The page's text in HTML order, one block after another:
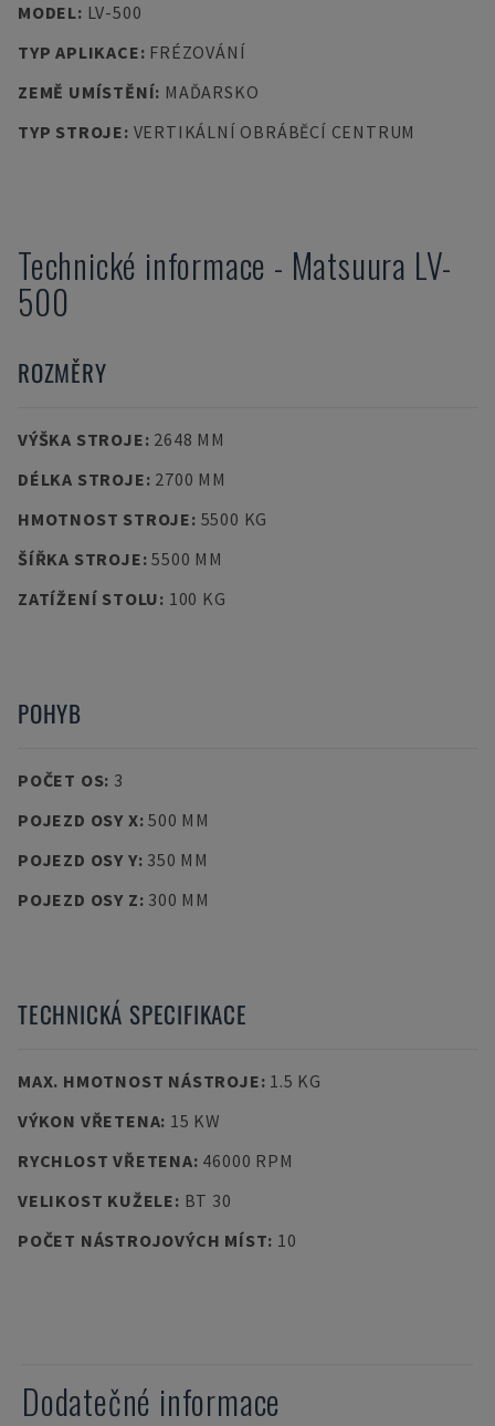
MODEL: LV-500
TYP APLIKACE: FRÉZOVÁNÍ
ZEMĚ UMÍSTĚNÍ: MAĎARSKO
TYP STROJE: VERTIKÁLNÍ OBRÁBĚCÍ CENTRUM
Technické informace - Matsuura LV-
500
ROZMĚRY
VÝŠKA STROJE: 2648 MM
DÉLKA STROJE: 2700 MM
HMOTNOST STROJE: 5500 KG
ŠÍŘKA STROJE:5500 MM
ZATÍŽENÍ STOLU: 100 KG
POHYB
POČET OS: 3
POJEZD OSY X:500 MM
POJEZD OSY Y: 350 MM
POJEZD OSY Z: 300 MM
TECHNICKÁ SPECIFIKACE
MAX. HMOTNOST NÁSTROJE: 1.5 KG
VÝKON VŘETENA: 15 KW
RYCHLOST VŘETENA: 46000 RPM
VELIKOST KUŽELE: BT 30
POČET NÁSTROJOVÝCH MÍST: 10
Dodatečné informace